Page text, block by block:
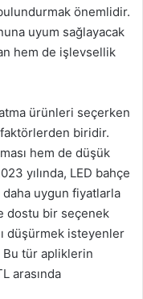
önemlidir.
uyum sağlayacak
hem de işlevsellik
ürünleri seçerken
biridir.
hem de düşük
yılında, LED bahçe
uygun fiyatlarla
dostu bir seçenek
düşürmek isteyenler
Bu tür apliklerin
arasında